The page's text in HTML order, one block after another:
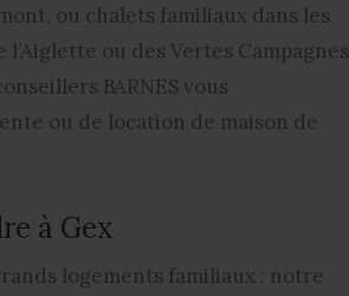
ou chalets familiaux dans les
ou des Vertes Campagnes
BARNES vous
ou de location de maison de
à Gex
logements familiaux : notre